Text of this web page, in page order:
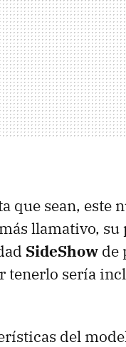
que sean, este
llamativo,
SideShow de
tenerlo sería
del